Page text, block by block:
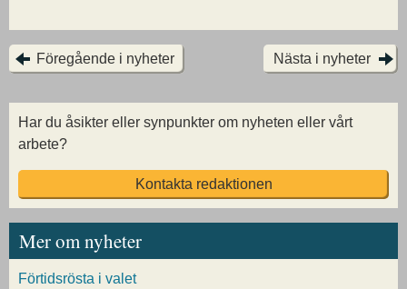
Föregående i nyheter Nästa i nyheter
Har du åsikter eller synpunkter om nyheten eller vårt
arbete?
Kontakta redaktionen
Mer om nyheter
Förtidsrösta i valet